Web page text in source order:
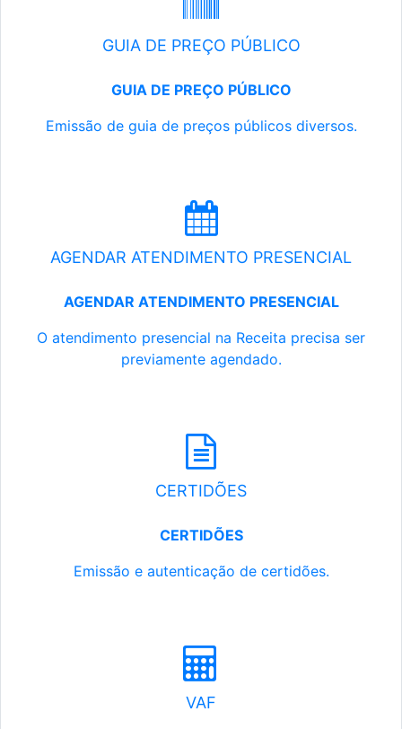
GUIA DE PREÇO PÚBLICO
GUIA DE PREÇO PÚBLICO
Emissão de guia de preços públicos diversos.
AGENDAR ATENDIMENTO PRESENCIAL
AGENDAR ATENDIMENTO PRESENCIAL
O atendimento presencial na Receita precisa ser
previamente agendado.
CERTIDÕES
CERTIDÕES
Emissão e autenticação de certidões.
VAF